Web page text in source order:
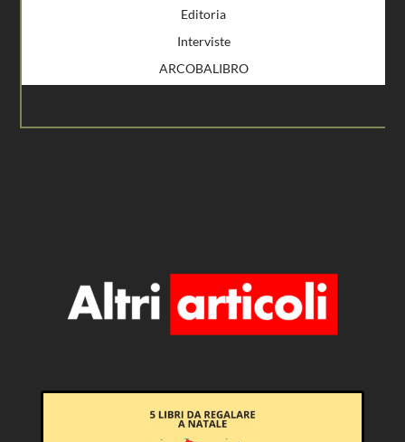
Editoria
Interviste
ARCOBALIBRO